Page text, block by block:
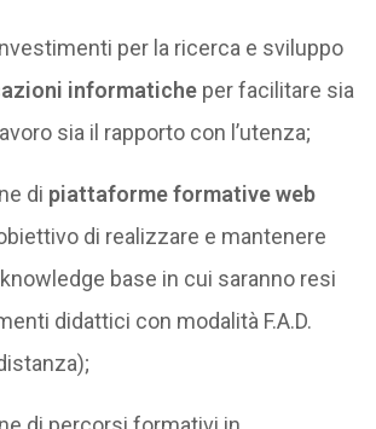
per la ricerca e sviluppo
informaticheper facilitare sia
sia il rapporto con l’utenza;
di piattaforme formative web
di realizzare e mantenere
base in cui saranno resi
didattici con modalità F.A.D.